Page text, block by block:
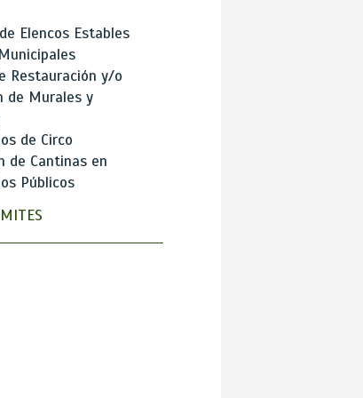
Elencos Estables
Restauración y/o
de Murales y
de Circo
de Cantinas en
Públicos